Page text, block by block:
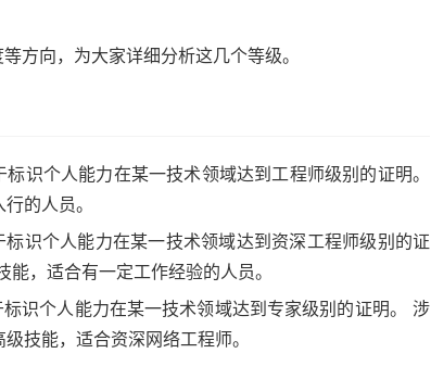
方向，为大家详细分析这几个等级。
识个人能力在某一技术领域达到工程师级别的证明。
的人员。
识个人能力在某一技术领域达到资深工程师级别的证
，适合有一定工作经验的人员。
识个人能力在某一技术领域达到专家级别的证明。 涉
技能，适合资深网络工程师。